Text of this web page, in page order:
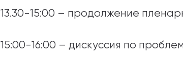
13.30-15:00 – продолжение
15:00-16:00 – дискуссия по